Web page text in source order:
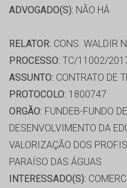
ADVOGADO(S): NÃO HÁ
RELATOR: CONS. WALDIR
PROCESSO: TC/11002/
ASSUNTO: CONTRATO DE
PROTOCOLO: 1800747
ORGÃO: FUNDEB-FUNDO
DESENVOLVIMENTO DA
VALORIZAÇÃO DOS
PARAÍSO DAS ÁGUAS
INTERESSADO(S):